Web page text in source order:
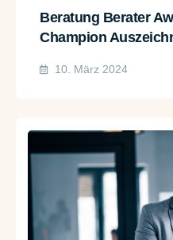
Beratung Berater
Champion
10. März 2024